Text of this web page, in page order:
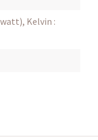
Kelvin :